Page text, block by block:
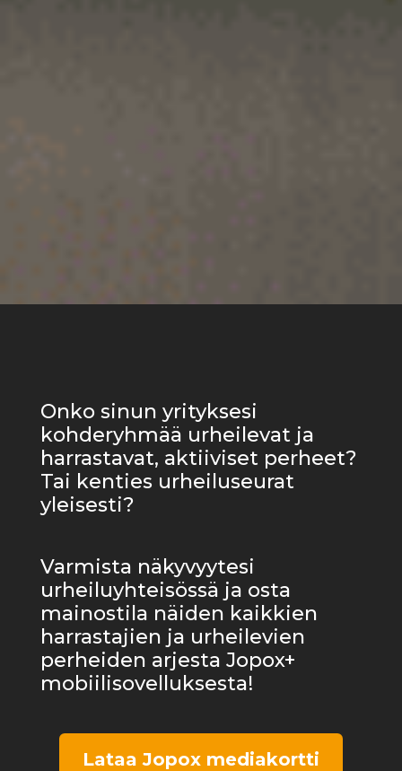
Onko sinun yrityksesi
kohderyhmää urheilevat ja
harrastavat, aktiiviset perheet?
Tai kenties urheiluseurat
yleisesti?
Varmista näkyvyytesi
urheiluyhteisössä ja osta
mainostila näiden kaikkien
harrastajien ja urheilevien
perheiden arjesta Jopox+
mobiilisovelluksesta!
Lataa Jopox mediakortti